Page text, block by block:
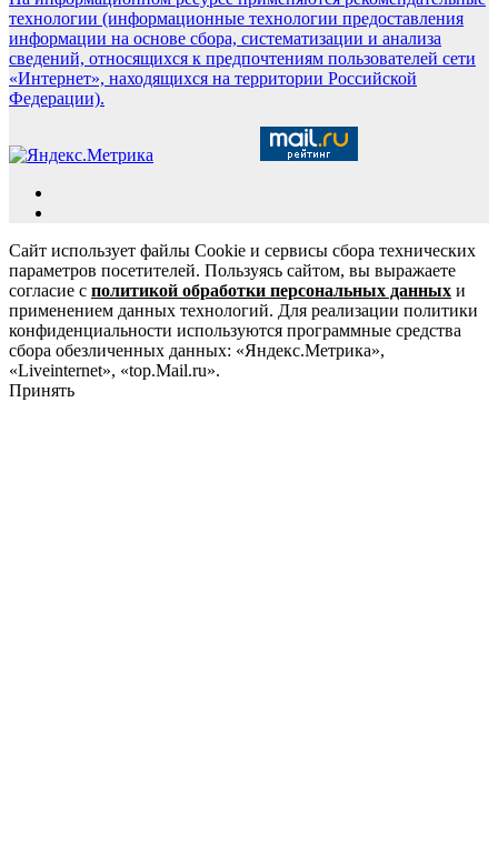
технологии (информационные технологии предоставления
информации на основе сбора, систематизации и анализа
сведений, относящихся к предпочтениям пользователей сети
«Интернет», находящихся на территории Российской
Федерации).
Сайт использует файлы Cookie и сервисы сбора технических
параметров посетителей. Пользуясь сайтом, вы выражаете
согласие с политикой обработки персональных данных и
применением данных технологий. Для реализации политики
конфиденциальности используются программные средства
сбора обезличенных данных: «Яндекс.Метрика»,
«Liveinternet», «top.Mail.ru».
Принять